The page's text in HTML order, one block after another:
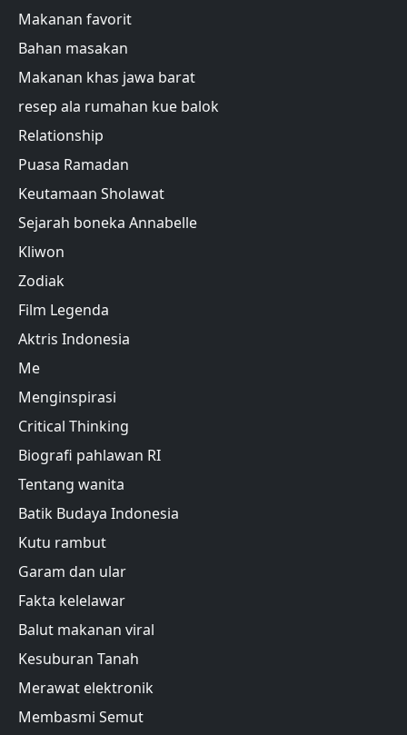
Makanan favorit
Bahan masakan
Makanan khas jawa barat
resep ala rumahan kue balok
Relationship
Puasa Ramadan
Keutamaan Sholawat
Sejarah boneka Annabelle
Kliwon
Zodiak
Film Legenda
Aktris Indonesia
Me
Menginspirasi
Critical Thinking
Biografi pahlawan RI
Tentang wanita
Batik Budaya Indonesia
Kutu rambut
Garam dan ular
Fakta kelelawar
Balut makanan viral
Kesuburan Tanah
Merawat elektronik
Membasmi Semut